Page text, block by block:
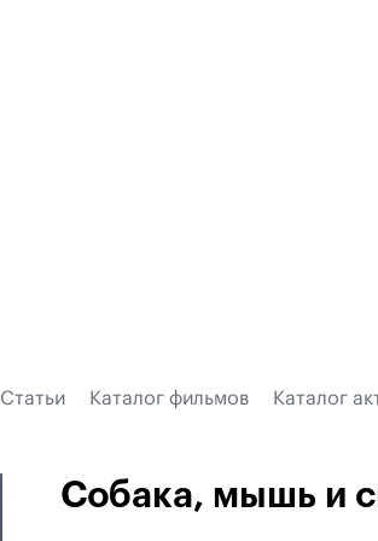
Статьи Каталог фильмов Каталог
Собака, мышь и